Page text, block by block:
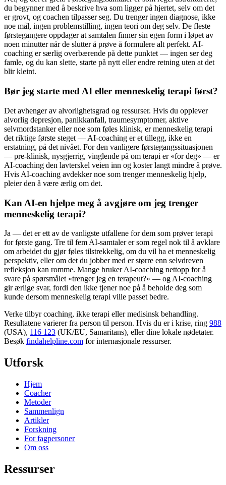
du begynner med å beskrive hva som ligger på hjertet, selv om det
er grovt, og coachen tilpasser seg. Du trenger ingen diagnose, ikke
noe mål, ingen problemstilling, ingen teori om deg selv. De fleste
førstegangere oppdager at samtalen finner sin egen form i løpet av
noen minutter når de slutter å prøve å formulere alt perfekt. AI-
coaching er særlig overbærende på dette punktet — ingen ser deg
famle, og du kan slette, starte på nytt eller endre retning uten at det
blir kleint.
Bør jeg starte med AI eller menneskelig terapi først?
Det avhenger av alvorlighetsgrad og ressurser. Hvis du opplever
alvorlig depresjon, panikkanfall, traumesymptomer, aktive
selvmordstanker eller noe som føles klinisk, er menneskelig terapi
det riktige første steget — AI-coaching er et tillegg, ikke en
erstatning, på det nivået. For den vanligere førstegangssituasjonen
— pre-klinisk, nysgjerrig, vinglende på om terapi er «for deg» — er
AI-coaching den lavterskel veien inn og koster langt mindre å prøve.
Hvis AI-coaching avdekker noe som trenger menneskelig hjelp,
pleier den å være ærlig om det.
Kan AI-en hjelpe meg å avgjøre om jeg trenger
menneskelig terapi?
Ja — det er ett av de vanligste utfallene for dem som prøver terapi
for første gang. Tre til fem AI-samtaler er som regel nok til å avklare
om arbeidet du gjør føles tilstrekkelig, om du vil ha et menneskelig
perspektiv, eller om det du jobber med er større enn selvdreven
refleksjon kan romme. Mange bruker AI-coaching nettopp for å
svare på spørsmålet «trenger jeg en terapeut?» — og AI-coaching
gir ærlige svar, fordi den ikke tjener noe på å beholde deg som
kunde dersom menneskelig terapi ville passet bedre.
Verke tilbyr coaching, ikke terapi eller medisinsk behandling.
Resultatene varierer fra person til person. Hvis du er i krise, ring 988
(USA), 116 123 (UK/EU, Samaritans), eller dine lokale nødetater.
Besøk findahelpline.com for internasjonale ressurser.
Utforsk
Hjem
Coacher
Metoder
Sammenlign
Artikler
Forskning
For fagpersoner
Om oss
Ressurser